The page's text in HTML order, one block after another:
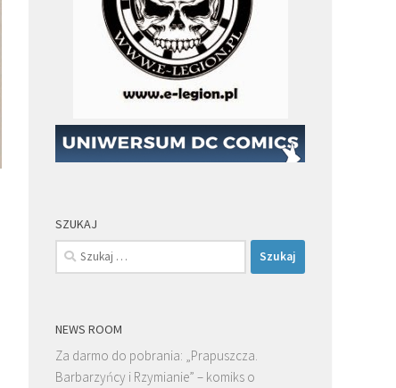
SZUKAJ
Szukaj:
NEWS ROOM
Za darmo do pobrania: „Prapuszcza.
Barbarzyńcy i Rzymianie” – komiks o